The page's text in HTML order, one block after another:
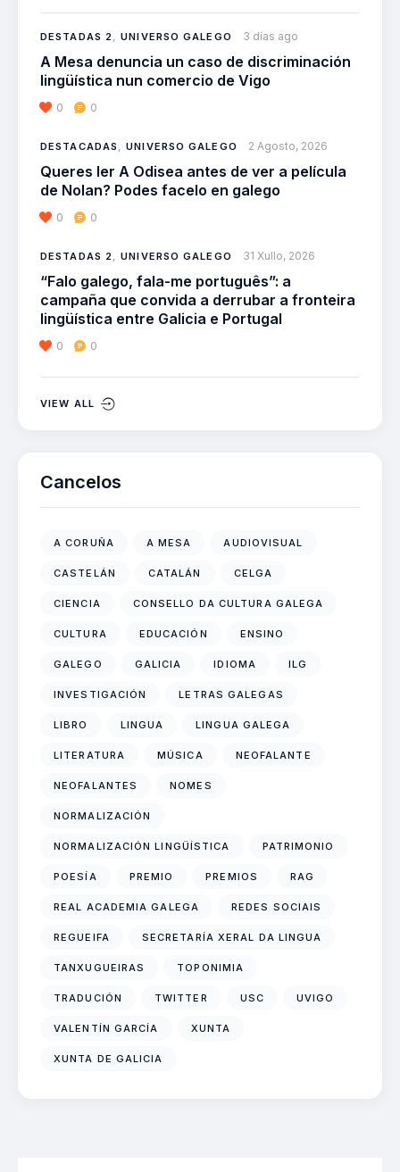
DESTADAS 2,UNIVERSO GALEGO 3 días ago
A Mesa denuncia un caso de discriminación
lingüística nun comercio de Vigo
0 0
DESTACADAS ,UNIVERSO GALEGO 2 Agosto, 2026
Queres ler A Odisea antes de ver a película
de Nolan? Podes facelo en galego
0 0
DESTADAS 2,UNIVERSO GALEGO 31 Xullo, 2026
“Falo galego, fala-me português”: a
campaña que convida a derrubar a fronteira
lingüística entre Galicia e Portugal
0 0
VIEW ALL
Cancelos
A CORUÑA A MESA AUDIOVISUAL
CASTELÁN CATALÁN CELGA
CIENCIA CONSELLO DA CULTURA GALEGA
CULTURA EDUCACIÓN ENSINO
GALEGO GALICIA IDIOMA ILG
INVESTIGACIÓN LETRAS GALEGAS
LIBRO LINGUA LINGUA GALEGA
LITERATURA MÚSICA NEOFALANTE
NEOFALANTES NOMES
NORMALIZACIÓN
NORMALIZACIÓN LINGÜÍSTICA PATRIMONIO
POESÍA PREMIO PREMIOS RAG
REAL ACADEMIA GALEGA REDES SOCIAIS
REGUEIFA SECRETARÍA XERAL DA LINGUA
TANXUGUEIRAS TOPONIMIA
TRADUCIÓN TWITTER USC UVIGO
VALENTÍN GARCÍA XUNTA
XUNTA DE GALICIA